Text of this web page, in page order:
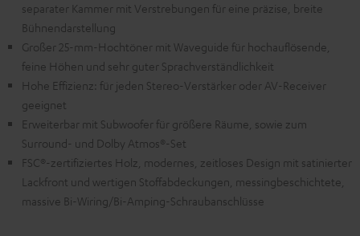
separater Kammer mit Verstrebungen für eine präzise, breite
Bühnendarstellung
Großer 25-mm-Hochtöner mit Waveguide für hochauflösende,
feine Höhen und sehr guter Sprachverständlichkeit
Hohe Effizienz: für jeden Stereo-Verstärker oder AV-Receiver
geeignet
Erweiterbar mit Subwoofer für größere Räume, sowie zum
Surround- und Dolby Atmos®-Set
FSC®-zertifiziertes Holz, modernes, zeitloses Design mit satinierter
Lackfront und wertigen Stoffabdeckungen, messingbeschichtete,
massive Bi-Wiring/Bi-Amping-Schraubanschlüsse